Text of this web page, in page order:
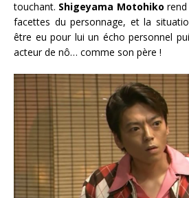
touchant. Shigeyama Motohiko
facettes du personnage, et la
être eu pour lui un écho personnel
acteur de nô… comme son père !